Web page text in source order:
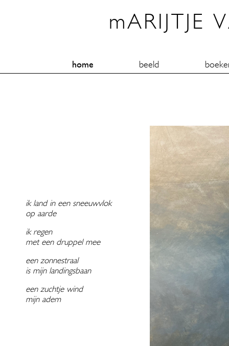
mARIJTJE
home beeld
ik land in een sneeuwvlok
op aarde
ik regen
met een druppel mee
een zonnestraal
is mijn landingsbaan
een zuchtje wind
mijn adem